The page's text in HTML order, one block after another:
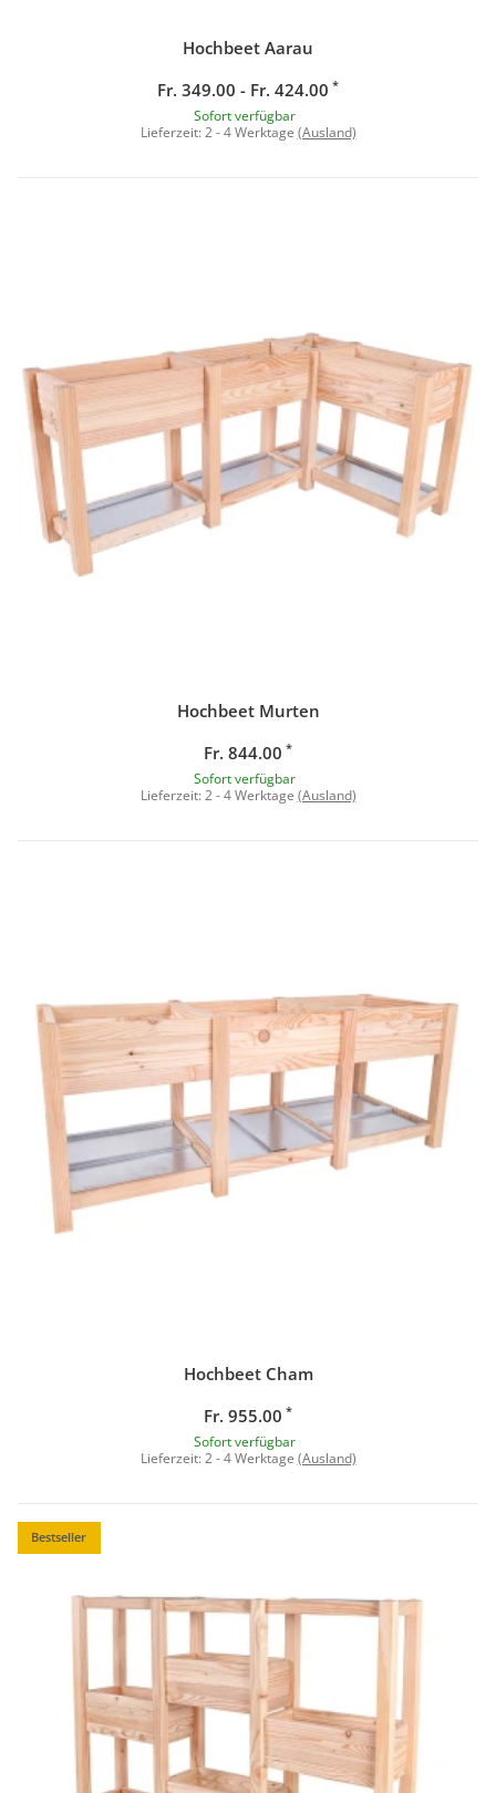
Hochbeet Aarau
Fr. 349.00 - Fr. 424.00 *
Sofort verfügbar
Lieferzeit: 2 - 4 Werktage (Ausland)
Hochbeet Murten
Fr. 844.00 *
Sofort verfügbar
Lieferzeit: 2 - 4 Werktage (Ausland)
Hochbeet Cham
Fr. 955.00 *
Sofort verfügbar
Lieferzeit: 2 - 4 Werktage (Ausland)
Bestseller